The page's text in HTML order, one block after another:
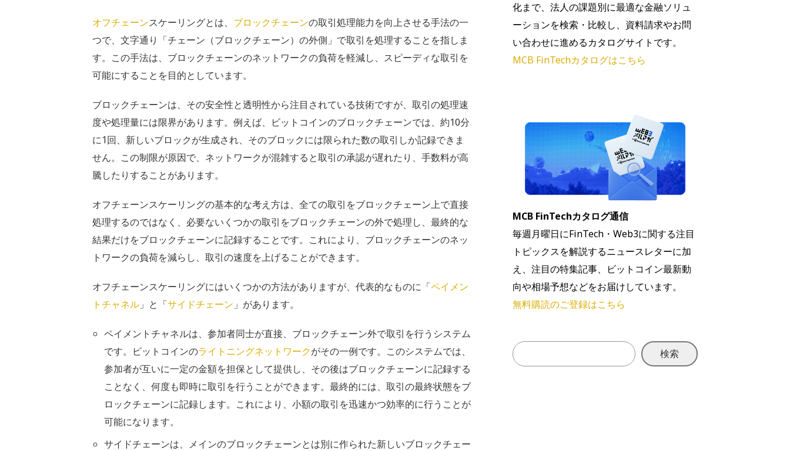
オフチェーンスケーリングとは、 ブロックチェーンの取引処理能力を向上させる手法の一
つで、文字通り「チェーン（ブロックチェーン）の外側」で取引を処理することを指しま
す。この手法は、ブロックチェーンのネットワークの負荷を軽減し、スピーディな取引を
可能にすることを目的としています。
ブロックチェーンは、その安全性と透明性から注目されている技術ですが、取引の処理速
度や処理量には限界があります。例えば、ビットコインのブロックチェーンでは、約10分
に1回、新しいブロックが生成され、そのブロックには限られた数の取引しか記録できま
せん。この制限が原因で、ネットワークが混雑すると取引の承認が遅れたり、手数料が高
騰したりすることがあります。
オフチェーンスケーリングの基本的な考え方は、全ての取引をブロックチェーン上で直接
処理するのではなく、必要ないくつかの取引をブロックチェーンの外で処理し、最終的な
結果だけをブロックチェーンに記録することです。これにより、ブロックチェーンのネッ
トワークの負荷を減らし、取引の速度を上げることができます。
オフチェーンスケーリングにはいくつかの方法がありますが、代表的なものに「ペイメン
トチャネル 」と「サイドチェーン 」があります。
ペイメントチャネルは、参加者同士が直接、ブロックチェーン外で取引を行うシステム
です。ビットコインのライトニングネットワークがその一例です。このシステムでは、
参加者が互いに一定の金額を担保として提供し、その後はブロックチェーンに記録する
ことなく、何度も即時に取引を行うことができます。最終的には、取引の最終状態をブ
ロックチェーンに記録します。これにより、小額の取引を迅速かつ効率的に行うことが
可能になります。
サイドチェーンは、メインのブロックチェーンとは別に作られた新しいブロックチェー
化まで、法人の課題別に最適な金融ソリュ
ーションを検索・比較し、資料請求やお問
い合わせに進めるカタログサイトです。
MCB FinTechカタログはこちら
MCB FinTechカタログ通信
毎週月曜日にFinTech・Web3に関する注目
トピックスを解説するニュースレターに加
え、注目の特集記事、ビットコイン最新動
向や相場予想などをお届けしています。
無料購読のご登録はこちら
検索